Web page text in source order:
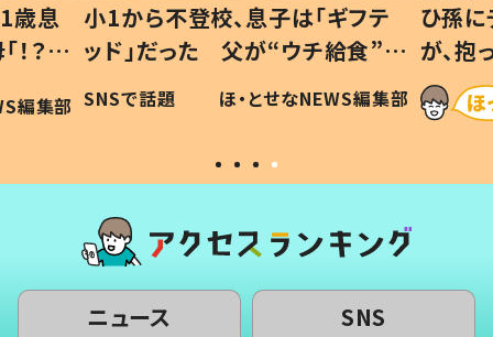
歳息
？」
編集部
小1から不登校、息子は「ギフテ
ッド」だった 父が“ウチ給食”を
作り続ける理由とは #令和の親
#令和の子
SNSで話題 ほ・とせなNEWS編集部
ひ孫
が、
「涙が
い」
ニュース SNS